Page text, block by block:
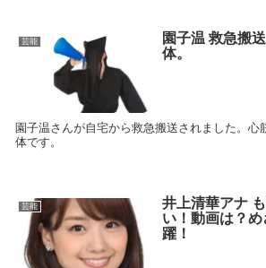
芸能
園子温 救急搬
体。
園子温さんが自宅から救急搬送されました。心
体です。
芸能
井上清華アナ
い！動画は？
躍！